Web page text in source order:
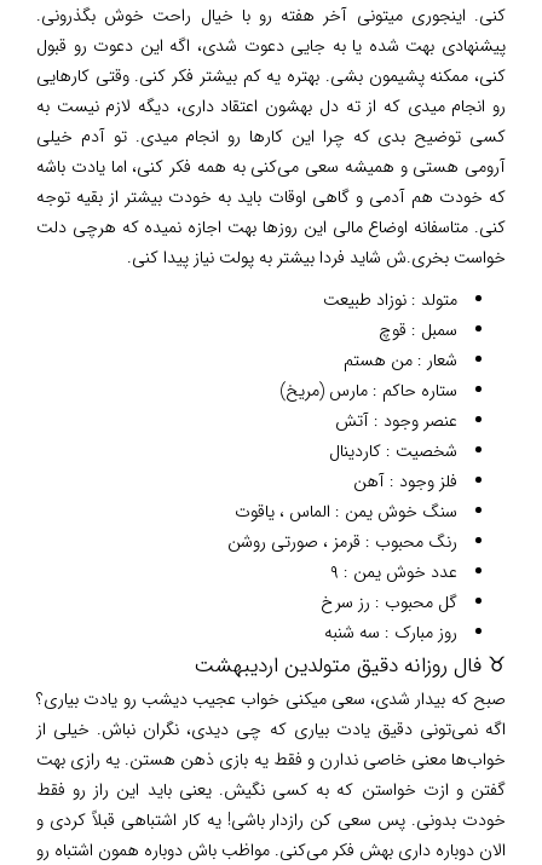
کنی. اینجوری میتونی آخر هفته رو با خیال راحت خوش بگذرونی.
پیشنهادی بهت شده یا به جایی دعوت شدی، اگه این دعوت رو قبول
کنی، ممکنه پشیمون بشی. بهتره یه کم بیشتر فکر کنی. وقتی کارهایی
رو انجام میدی که از ته دل بهشون اعتقاد داری، دیگه لازم نیست به
کسی توضیح بدی که چرا این کارها رو انجام میدی. تو آدم خیلی
آرومی هستی و همیشه سعی می‌کنی به همه فکر کنی، اما یادت باشه
که خودت هم آدمی و گاهی اوقات باید به خودت بیشتر از بقیه توجه
کنی. متاسفانه اوضاع مالی این روزها بهت اجازه نمیده که هرچی دلت
خواست بخری.ش شاید فردا بیشتر به پولت نیاز پیدا کنی.
متولد : نوزاد طبیعت
سمبل : قوچ
شعار : من هستم
ستاره حاکم : مارس (مریخ)
عنصر وجود : آتش
شخصیت : کاردینال
فلز وجود : آهن
سنگ خوش یمن : الماس ، یاقوت
رنگ محبوب : قرمز ، صورتی روشن
عدد خوش یمن : ۹
گل محبوب : رز سرخ
روز مبارک : سه شنبه
♉ فال روزانه دقیق متولدین اردیبهشت
صبح که بیدار شدی، سعی میکنی خواب عجیب دیشب رو یادت بیاری؟
اگه نمی‌تونی دقیق یادت بیاری که چی دیدی، نگران نباش. خیلی از
خواب‌ها معنی خاصی ندارن و فقط یه بازی ذهن هستن. یه رازی بهت
گفتن و ازت خواستن که به کسی نگیش. یعنی باید این راز رو فقط
خودت بدونی. پس سعی کن رازدار باشی! یه کار اشتباهی قبلاً کردی و
الان دوباره داری بهش فکر می‌کنی. مواظب باش دوباره همون اشتباه رو